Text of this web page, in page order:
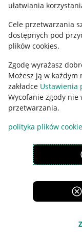
ułatwiania
Cele przetwarzania
dostępnych pod
plików cookies.
Zgodę wyrażasz
Możesz ją w
zakładce Ustawienia
Wycofanie zgody nie
przetwarzania.
polityka plików
Ustawienia plików
Udostępnianie
Informacje dla Aktu
Pobierz aplikację
Korzystanie z